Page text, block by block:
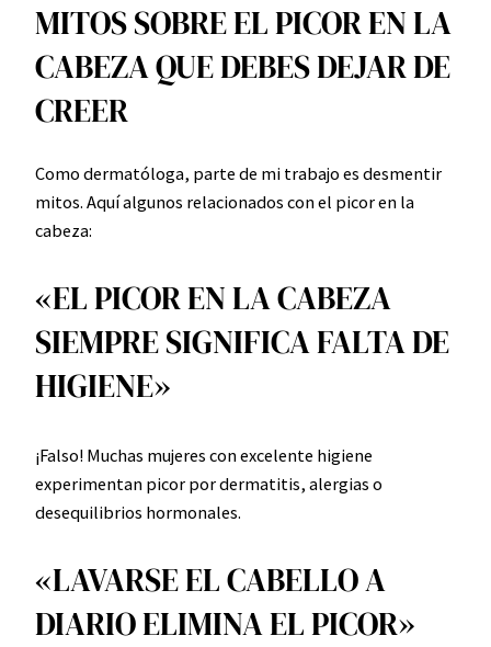
MITOS SOBRE EL PICOR EN LA
CABEZA QUE DEBES DEJAR DE
CREER
Como dermatóloga, parte de mi trabajo es desmentir
mitos. Aquí algunos relacionados con el picor en la
cabeza:
«EL PICOR EN LA CABEZA
SIEMPRE SIGNIFICA FALTA DE
HIGIENE»
¡Falso! Muchas mujeres con excelente higiene
experimentan picor por dermatitis, alergias o
desequilibrios hormonales.
«LAVARSE EL CABELLO A
DIARIO ELIMINA EL PICOR»